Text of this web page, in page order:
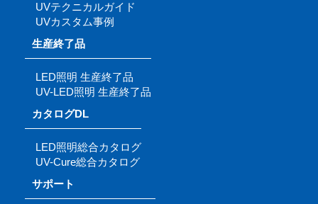
UVテクニカルガイド
UVカスタム事例
生産終了品
LED照明 生産終了品
UV-LED照明 生産終了品
カタログDL
LED照明総合カタログ
UV-Cure総合カタログ
サポート